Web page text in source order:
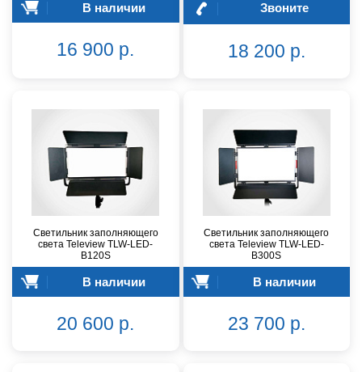
В наличии
16 900 р.
Звоните
18 200 р.
Светильник заполняющего
света Teleview TLW-LED-
B120S
В наличии
20 600 р.
Светильник заполняющего
света Teleview TLW-LED-
B300S
В наличии
23 700 р.